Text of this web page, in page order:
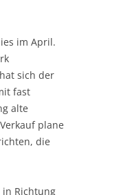
im April.
sich der
fast
alte
plane
die
Richtung